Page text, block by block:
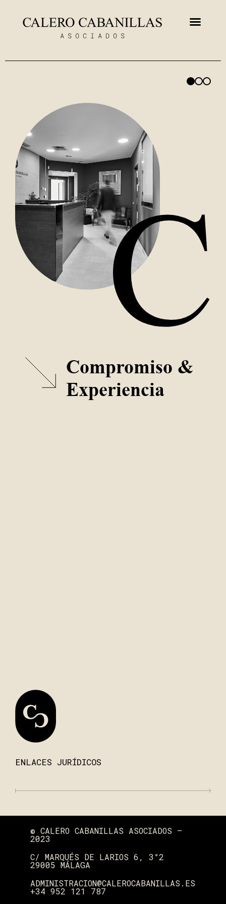
C
Compromiso &
Experiencia
ENLACES JURÍDICOS
© CALERO CABANILLAS ASOCIADOS —
2023
C/ MARQUÉS DE LARIOS 6, 3°2
29005 MÁLAGA
ADMINISTRACION@CALEROCABANILLAS.ES
+34 952 121 787